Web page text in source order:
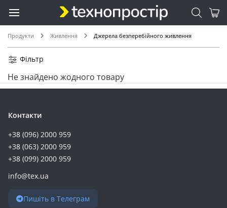
Продукти Живлення Джерела безперебійного живлення
Фільтр
Не знайдено жодного товару
Контакти
+38 (096) 2000 959
+38 (063) 2000 959
+38 (099) 2000 959
info@tex.ua
Пишіть в Телеграм